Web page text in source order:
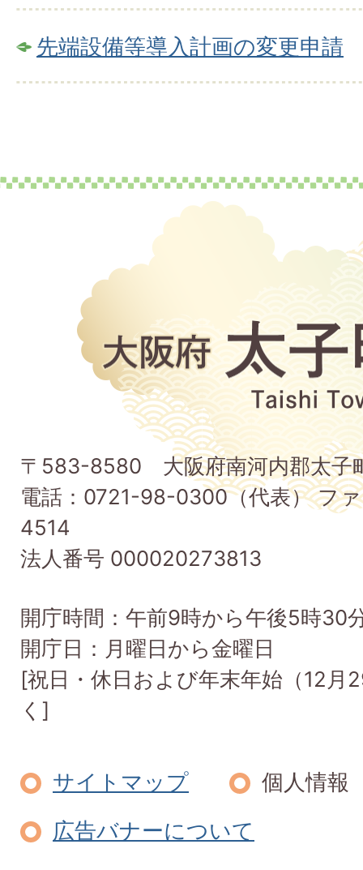
先端設備等導入計画の変更申請
町
Taishi
Town
〒583-8580 大阪府南河内郡太子
電話：0721-98-0300（代表） フ
4514
法人番号 000020273813
開庁時間：午前9時から午後5時30
開庁日：月曜日から金曜日
[祝日・休日および年末年始（12月
く]
サイトマップ
個人情報
広告バナーについて